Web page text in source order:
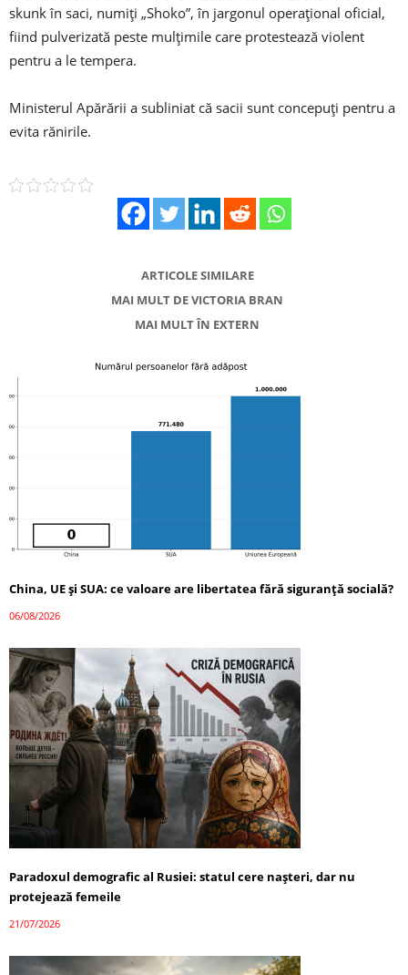
skunk în saci, numiți „Shoko”, în jargonul operațional oficial,
fiind pulverizată peste mulțimile care protestează violent
pentru a le tempera.
Ministerul Apărării a subliniat că sacii sunt concepuți pentru a
evita rănirile.
ARTICOLE SIMILARE
MAI MULT DE VICTORIA BRAN
MAI MULT ÎN EXTERN
China, UE și SUA: ce valoare are libertatea fără siguranță socială?
06/08/2026
Paradoxul demografic al Rusiei: statul cere nașteri, dar nu
protejează femeile
21/07/2026